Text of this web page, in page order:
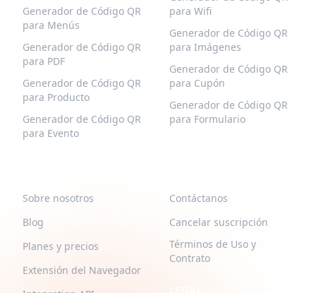
Generador de Código QR
para Menús
Generador de Código QR
para PDF
Generador de Código QR
para Producto
Generador de Código QR
para Evento
para Wifi
Generador de Código QR
para Imágenes
Generador de Código QR
para Cupón
Generador de Código QR
para Formulario
Sobre nosotros
Blog
Planes y precios
Extensión del Navegador
Contáctanos
Cancelar suscripción
Términos de Uso y
Contrato